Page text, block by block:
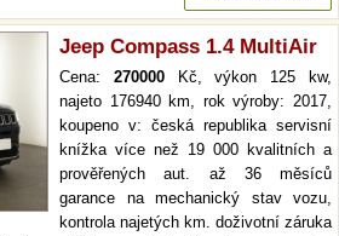
Jeep Compass 1.4 MultiAir
Cena: 270000Kč, výkon 125 kw,
najeto 176940 km, rok výroby: 2017,
koupeno v: česká republika servisní
knížka více než 19 000 kvalitních a
prověřených aut. až 36 měsíců
garance na mechanický stav vozu,
kontrola najetých km. doživotní záruka